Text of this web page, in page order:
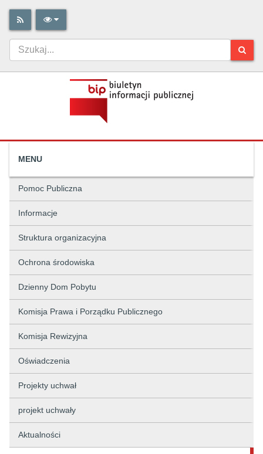
MENU
Pomoc Publiczna
Informacje
Struktura organizacyjna
Ochrona środowiska
Dzienny Dom Pobytu
Komisja Prawa i Porządku Publicznego
Komisja Rewizyjna
Oświadczenia
Projekty uchwał
projekt uchwały
Aktualności